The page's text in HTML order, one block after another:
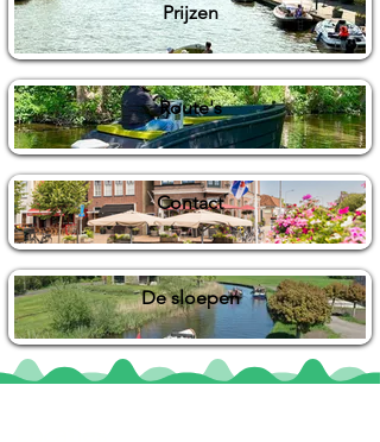
Prijzen
Route's
Contact
De sloepen